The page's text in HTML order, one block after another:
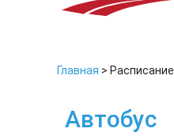
Главная > Расписание
Автобус